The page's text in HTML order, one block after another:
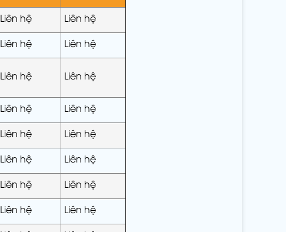
Liên hệ
Liên hệ
Liên hệ
Liên hệ
Liên hệ Liên hệ
Liên hệ
Liên hệ
Liên hệ
Liên hệ
Liên hệ
Liên hệ
Liên hệ
Liên hệ
Liên hệ
Liên hệ